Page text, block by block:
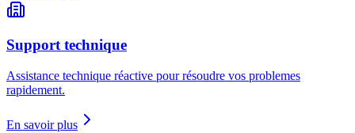
Support technique
Assistance technique réactive pour résoudre vos problemes
rapidement.
En savoir plus